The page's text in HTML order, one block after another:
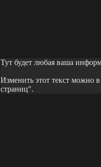
Тут будет любая ваша
Изменить этот текст можно
страниц".